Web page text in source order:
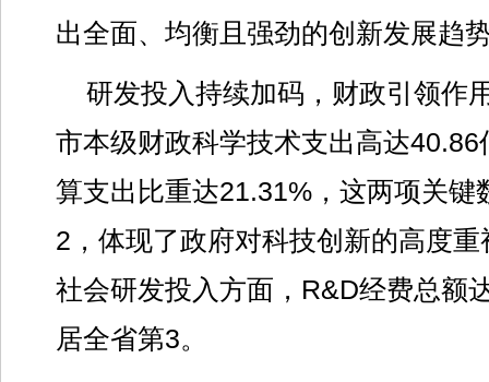
出全面、均衡且强劲的创新发展趋
研发投入持续加码，财政引领作
市本级财政科学技术支出高达
算支出比重达21.31%，这两项关键
2，体现了政府对科技创新的高度
社会研发投入方面，R&D经费总额
居全省第3。